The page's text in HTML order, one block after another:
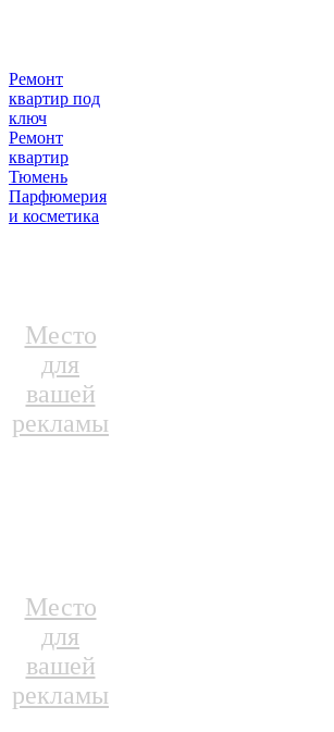
Ремонт
квартир под
ключ
Ремонт
квартир
Тюмень
Парфюмерия
и косметика
Место
для
вашей
рекламы
Место
для
вашей
рекламы